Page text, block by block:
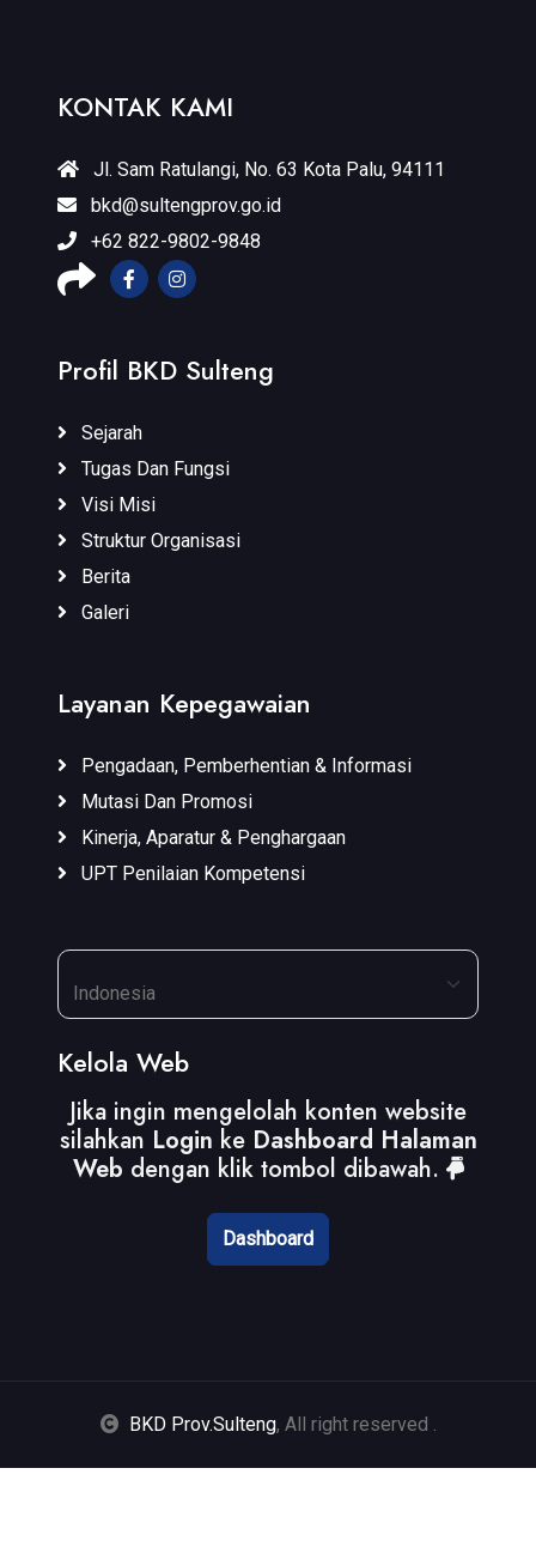
KONTAK KAMI
Jl. Sam Ratulangi, No. 63 Kota Palu, 94111
bkd@sultengprov.go.id
+62 822-9802-9848
Profil BKD Sulteng
Sejarah
Tugas Dan Fungsi
Visi Misi
Struktur Organisasi
Berita
Galeri
Layanan Kepegawaian
Pengadaan, Pemberhentian & Informasi
Mutasi Dan Promosi
Kinerja, Aparatur & Penghargaan
UPT Penilaian Kompetensi
Kelola Web
Jika ingin mengelolah konten website
silahkan Login ke Dashboard Halaman
Web dengan klik tombol dibawah.
Dashboard
BKD Prov.Sulteng, All right reserved .